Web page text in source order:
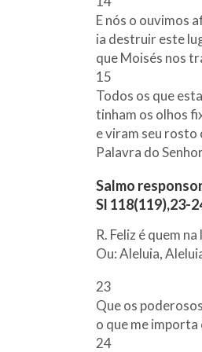
E nós o ouvimos
ia destruir este
que Moisés nos
15
Todos os que
tinham os olhos
e viram seu rosto
Palavra do
Salmo
Sl 118(119),23-
R. Feliz é quem
Ou: Aleluia,
23
Que os
o que me
24